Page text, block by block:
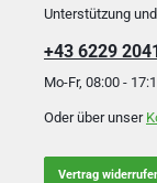
Unterstützung
+43 6229
Mo-Fr, 08:00 -
Oder über unser
Vertrag